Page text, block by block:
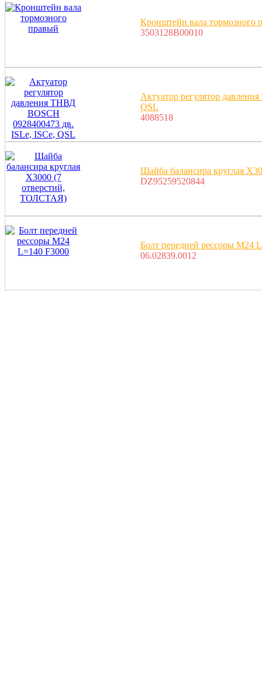
Кронштейн вала тормозного
3503128B00010
Актуатор регулятор
QSL
4088518
Шайба балансира круглая
DZ95259520844
Болт передней рессоры M24
06.02839.0012